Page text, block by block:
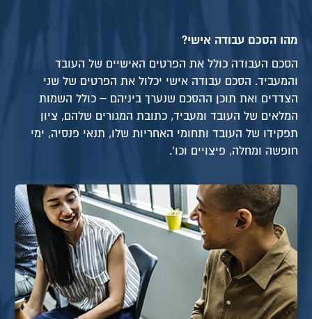
מהו הסכם עבודה אישי?
הסכם העבודה כולל את הפרטים האישיים של העובד
והמעביד. הסכם עבודה אישי יכלול את הפרטים של שני
הצדדים ואת תוכן ההסכם שנערך ביניהם – כולל השמות
המלאים של העובד ומעביד, כתובת המגורים שלהם, ציון
תפקידו של העובד ותחומי האחריות שלו, תנאי פנסיה, ימי
חופשה ומחלה, פיצויים וכו'.